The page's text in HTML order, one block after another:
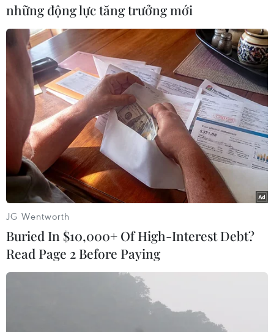
(Vietnam+)
#Manchester City #AS Roma
#Raheem Sterling
#Giao hữu
những động lực tăng trưởng mới
JG Wentworth
Buried In $10,000+ Of High-Interest Debt?
Read Page 2 Before Paying